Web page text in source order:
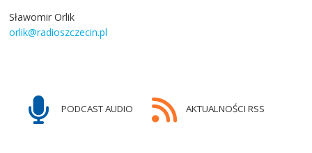
Sławomir Orlik
orlik@radioszczecin.pl
PODCAST AUDIO AKTUALNOŚCI RSS